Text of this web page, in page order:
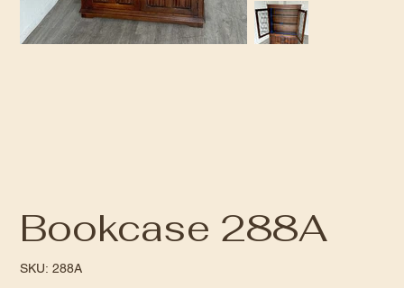
Bookcase 288A
SKU: SKU
288A
288A